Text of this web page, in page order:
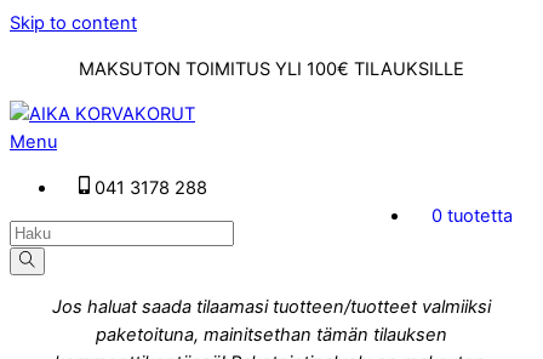
Skip to content
MAKSUTON TOIMITUS YLI 100€ TILAUKSILLE
Menu
041 3178 288
0 tuotetta
Jos haluat saada tilaamasi tuotteen/tuotteet valmiiksi
paketoituna, mainitsethan tämän tilauksen